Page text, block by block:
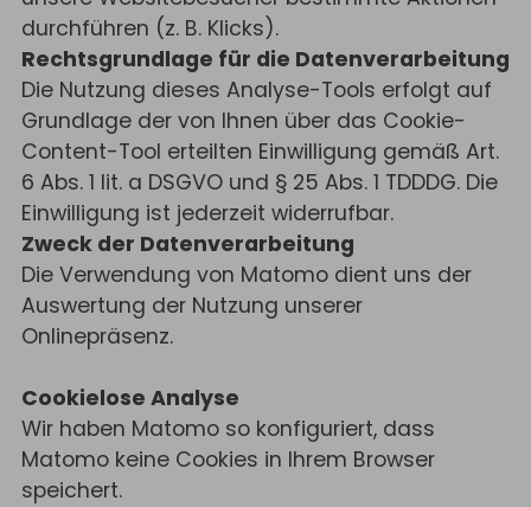
durchführen (z. B. Klicks).
Rechtsgrundlage für die Datenverarbeitung
Die Nutzung dieses Analyse-Tools erfolgt auf
Grundlage der von Ihnen über das Cookie-
Content-Tool erteilten Einwilligung gemäß Art.
6 Abs. 1 lit. a DSGVO und § 25 Abs. 1 TDDDG. Die
Einwilligung ist jederzeit widerrufbar.
Zweck der Datenverarbeitung
Die Verwendung von Matomo dient uns der
Auswertung der Nutzung unserer
Onlinepräsenz.
Cookielose Analyse
Wir haben Matomo so konfiguriert, dass
Matomo keine Cookies in Ihrem Browser
speichert.